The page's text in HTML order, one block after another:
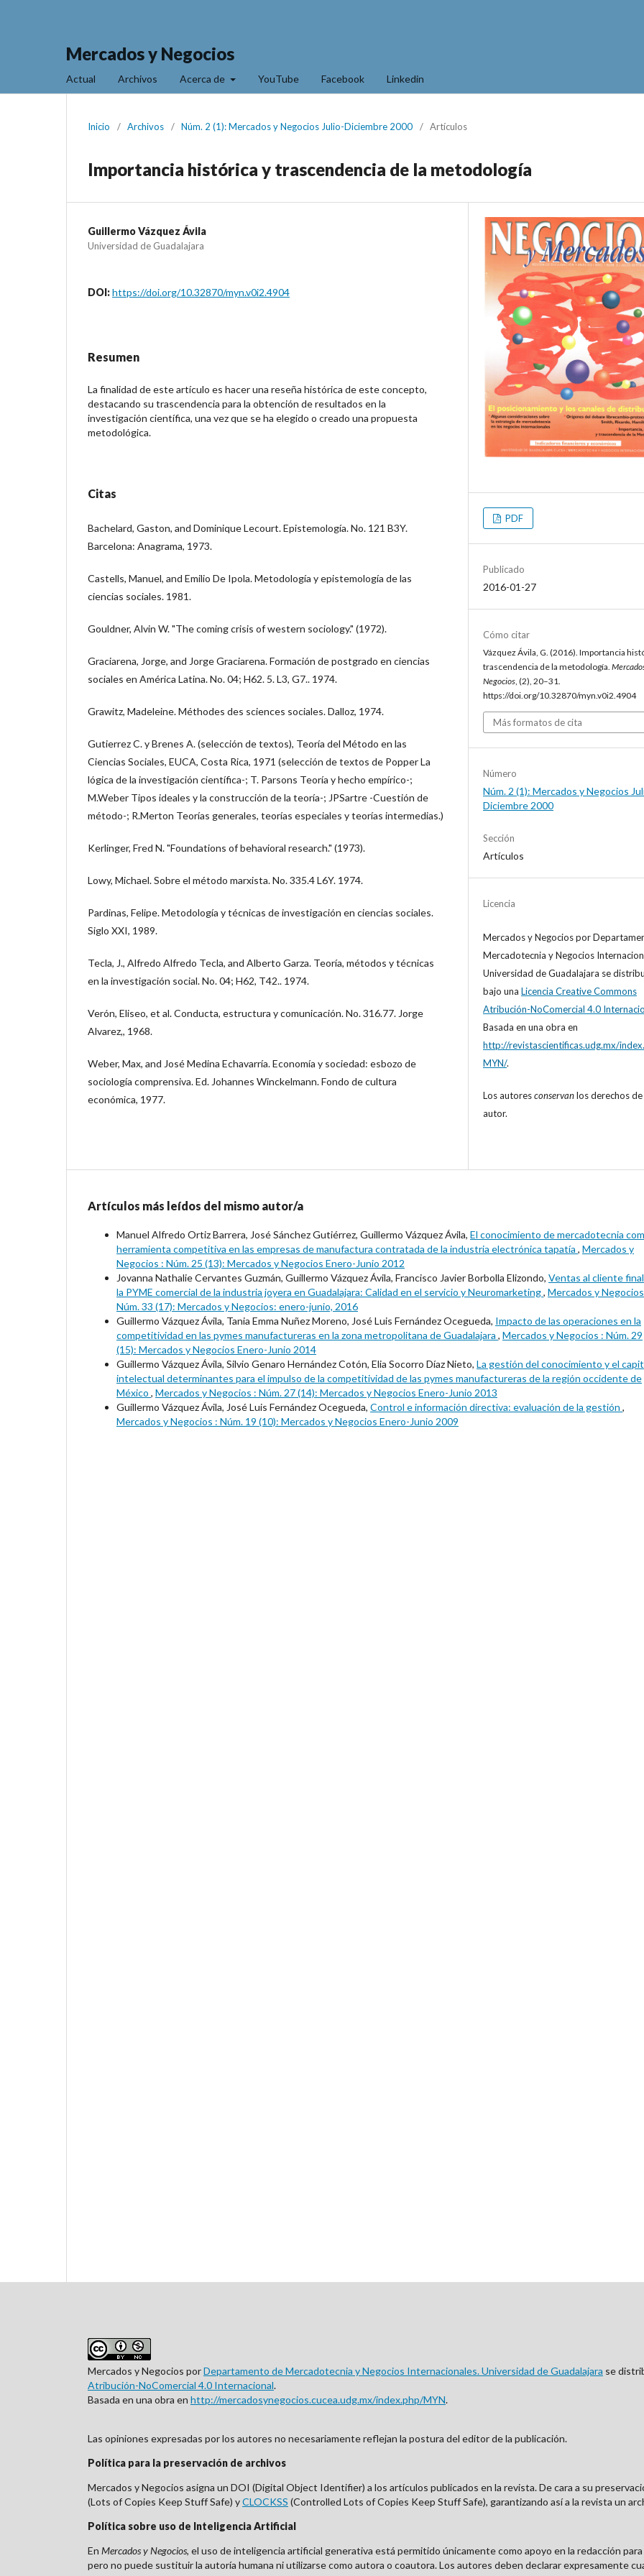
Mercados y Negocios
Actual Archivos Acerca de YouTube Facebook Linkedin
Inicio / Archivos / Núm. 2 (1): Mercados y Negocios Julio-Diciembre 2000 / Artículos
Importancia histórica y trascendencia de la metodología
Guillermo Vázquez Ávila
Universidad de Guadalajara
DOI:https://doi.org/10.32870/myn.v0i2.4904
Resumen
La finalidad de este artículo es hacer una reseña histórica de este concepto,
destacando su trascendencia para la obtención de resultados en la
investigación científica, una vez que se ha elegido o creado una propuesta
metodológica.
Citas
Bachelard, Gaston, and Dominique Lecourt. Epistemología. No. 121 B3Y.
Barcelona: Anagrama, 1973.
Castells, Manuel, and Emilio De Ipola. Metodología y epistemología de las
ciencias sociales. 1981.
Gouldner, Alvin W. "The coming crisis of western sociology." (1972).
Graciarena, Jorge, and Jorge Graciarena. Formación de postgrado en ciencias
sociales en América Latina. No. 04; H62. 5. L3, G7.. 1974.
Grawitz, Madeleine. Méthodes des sciences sociales. Dalloz, 1974.
Gutierrez C. y Brenes A. (selección de textos), Teoría del Método en las
Ciencias Sociales, EUCA, Costa Rica, 1971 (selección de textos de Popper La
lógica de la investigación científica-; T. Parsons Teoría y hecho empírico-;
M.Weber Tipos ideales y la construcción de la teoría-; JPSartre -Cuestión de
método-; R.Merton Teorías generales, teorías especiales y teorías intermedias.)
Kerlinger, Fred N. "Foundations of behavioral research." (1973).
Lowy, Michael. Sobre el método marxista. No. 335.4 L6Y. 1974.
Pardinas, Felipe. Metodología y técnicas de investigación en ciencias sociales.
Siglo XXI, 1989.
Tecla, J., Alfredo Alfredo Tecla, and Alberto Garza. Teoría, métodos y técnicas
en la investigación social. No. 04; H62, T42.. 1974.
Verón, Eliseo, et al. Conducta, estructura y comunicación. No. 316.77. Jorge
Alvarez,, 1968.
Weber, Max, and José Medina Echavarría. Economía y sociedad: esbozo de
sociología comprensiva. Ed. Johannes Winckelmann. Fondo de cultura
económica, 1977.
PDF
Publicado
2016-01-27
Cómo citar
Vázquez Ávila, G. (2016). Importancia
trascendencia de la metodología.
Negocios , (2), 20–31.
https://doi.org/10.32870/myn.v0i2.4904
Más formatos de cita
Número
Núm. 2 (1): Mercados y Negocios
Diciembre 2000
Sección
Artículos
Licencia
Mercados y Negociospor
Mercadotecnia y Negocios
Universidad de Guadalajara se
bajo una Licencia Creative Commons
Atribución-NoComercial 4.0
Basada en una obra en
http://revistascientificas.udg.mx/
MYN/.
Los autoresconservanlos derechos de
autor.
Artículos más leídos del mismo autor/a
Manuel Alfredo Ortiz Barrera, José Sánchez Gutiérrez, Guillermo Vázquez Ávila, El conocimiento de mercadotecnia
herramienta competitiva en las empresas de manufactura contratada de la industria electrónica tapatía , Mercados y
Negocios : Núm. 25 (13): Mercados y Negocios Enero-Junio 2012
Jovanna Nathalie Cervantes Guzmán, Guillermo Vázquez Ávila, Francisco Javier Borbolla Elizondo, Ventas al cliente
la PYME comercial de la industria joyera en Guadalajara: Calidad en el servicio y Neuromarketing, Mercados y
Núm. 33 (17): Mercados y Negocios: enero-junio, 2016
Guillermo Vázquez Ávila, Tania Emma Nuñez Moreno, José Luis Fernández Ocegueda, Impacto de las operaciones en la
competitividad en las pymes manufactureras en la zona metropolitana de Guadalajara , Mercados y Negocios : Núm. 29
(15): Mercados y Negocios Enero-Junio 2014
Guillermo Vázquez Ávila, Silvio Genaro Hernández Cotón, Elia Socorro Díaz Nieto, La gestión del conocimiento y el
intelectual determinantes para el impulso de la competitividad de las pymes manufactureras de la región occidente de
México , Mercados y Negocios : Núm. 27 (14): Mercados y Negocios Enero-Junio 2013
Guillermo Vázquez Ávila, José Luis Fernández Ocegueda, Control e información directiva: evaluación de la gestión ,
Mercados y Negocios : Núm. 19 (10): Mercados y Negocios Enero-Junio 2009
Mercados y Negocios porDepartamento de Mercadotecnia y Negocios Internacionales. Universidad de Guadalajara se
Atribución-NoComercial 4.0 Internacional.
Basada en una obra en http://mercadosynegocios.cucea.udg.mx/index.php/MYN.
Las opiniones expresadas por los autores no necesariamente reflejan la postura del editor de la publicación.
Política para la preservación de archivos
Mercados y Negocios asigna un DOI (Digital Object Identifier) a los artículos publicados en la revista. De cara a su
(Lots of Copies Keep Stuff Safe) yCLOCKSS (Controlled Lots of Copies Keep Stuff Safe), garantizando así a la revista un
Política sobre uso de Inteligencia Artificial
En Mercados y Negocios, el uso de inteligencia artificial generativa está permitido únicamente como apoyo en la redacción
pero no puede sustituir la autoría humana ni utilizarse como autora o coautora. Los autores deben declarar expresamente